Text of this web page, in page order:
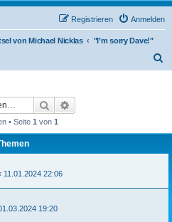
Anmelden
Registrieren
von Michael Nicklas "I’m sorry Dave!"
Suche
• Seite 1 von 1
11.01.2024 22:06
19:20